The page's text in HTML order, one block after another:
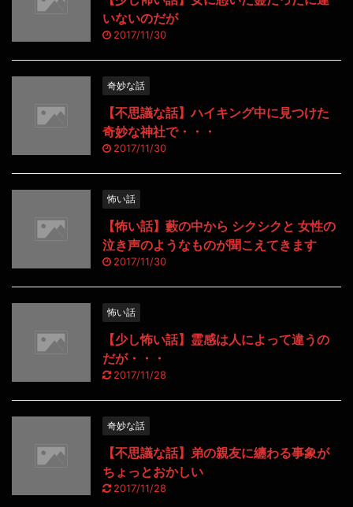
いないのだが
2017/11/30
奇妙な話
【不思議な話】ハイキング中に見つけた
奇妙な神社で・・・
2017/11/30
怖い話
【怖い話】藪の中から シクシクと 女性の
泣き声のようなものが聞こえてきます
2017/11/30
怖い話
【少し怖い話】霊感は人によって違うの
だが・・・
2017/11/28
奇妙な話
【不思議な話】弟の親友に纏わる事象が
ちょっとおかしい
2017/11/28